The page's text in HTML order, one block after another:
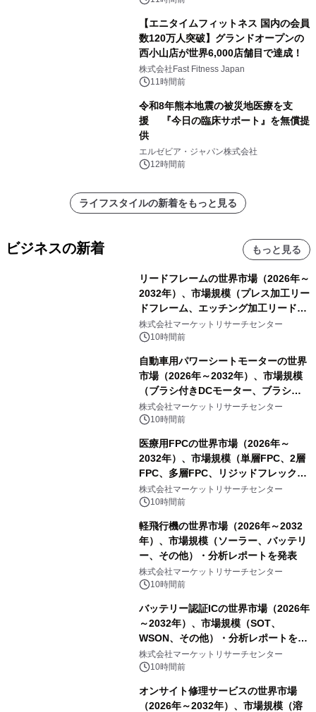
【エニタイムフィットネス 国内の会員
数120万人突破】グランドオープンの
西小山店が世界6,000店舗目で達成！
株式会社Fast Fitness Japan
11時間前
令和8年熊本地震の被災地医療を支
援 『今日の臨床サポート』を無償提
供
エルゼビア・ジャパン株式会社
12時間前
ライフスタイルの新着をもっと見る
ビジネスの新着 もっと見る
リードフレームの世界市場（2026年～
2032年）、市場規模（プレス加工リー
ドフレーム、エッチング加工リードフ
レーム）・分析レポートを発表
株式会社マーケットリサーチセンター
10時間前
自動車用パワーシートモーターの世界
市場（2026年～2032年）、市場規模
（ブラシ付きDCモーター、ブラシレ
スDCモーター）・分析レポートを発
表
株式会社マーケットリサーチセンター
10時間前
医療用FPCの世界市場（2026年～
2032年）、市場規模（単層FPC、2層
FPC、多層FPC、リジッドフレックス
PCB）・分析レポートを発表
株式会社マーケットリサーチセンター
10時間前
軽飛行機の世界市場（2026年～2032
年）、市場規模（ソーラー、バッテリ
ー、その他）・分析レポートを発表
株式会社マーケットリサーチセンター
10時間前
バッテリー認証ICの世界市場（2026年
～2032年）、市場規模（SOT、
WSON、その他）・分析レポートを発
表
株式会社マーケットリサーチセンター
10時間前
オンサイト修理サービスの世界市場
（2026年～2032年）、市場規模（溶